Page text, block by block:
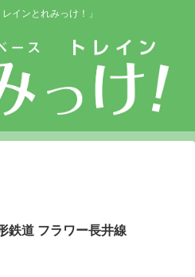
インとれみっけ！」
鉄道 フラワー長井線